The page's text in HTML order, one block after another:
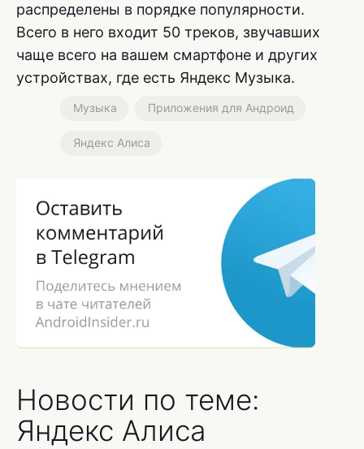
распределены в порядке популярности.
Всего в него входит 50 треков, звучавших
чаще всего на вашем смартфоне и других
устройствах, где есть Яндекс Музыка.
Музыка Приложения для Андроид
Яндекс Алиса
Новости по теме:
Яндекс Алиса